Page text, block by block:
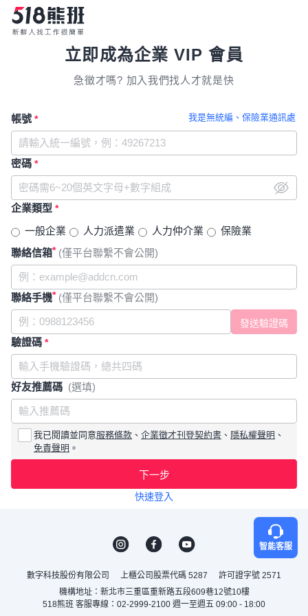
立即成為企業 VIP 會員
急徵才嗎? 加入我們找人才就是快
我是無統編、保險業通訊處
帳號 *
密碼 *
企業類型 *
一般企業 人力派遣業 人力仲介業
保險業
聯絡信箱* (僅平台聯繫不會公開)
聯絡手機* (僅平台聯繫不會公開)
驗證碼 *
好友推薦碼 (選填)
我已閱讀並同意服務條款 、 企業徵才刊登契約書 、 隱私權聲明 、
免責聲明 。
下一步
快速登入
智能客服
數字科技股份有限公司 上櫃公司股票代碼 5287
許可證字號 2571
機構地址：新北市三重區重新路五段609巷12號10樓
518熊班 客服專線：02-2999-2100 週一至週五 09:00 - 18:00